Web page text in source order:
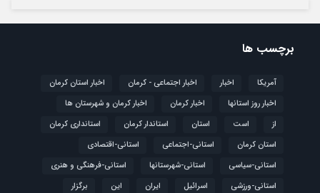
برچسب ها
آمریکا اخبار اخبار اجتماعی - کرمان
اخبار استان کرمان
اخبار روز استانها
اخبار کرمان
اخبار کرمان و شهرستان ها
از
است استان استاندار کرمان
استانداری کرمان
استان کرمان
استانی-اجتماعی
استانی-اقتصادی
استانی-سیاسی
استانی-شهرستانها
استانی-فرهنگی و هنری
استانی-ورزشی
اسرائیل ایران این
برگزار